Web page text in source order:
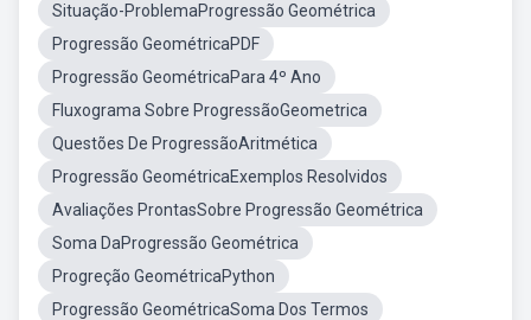
Situação-ProblemaProgressão Geométrica
Progressão GeométricaPDF
Progressão GeométricaPara 4º Ano
Fluxograma Sobre ProgressãoGeometrica
Questões De ProgressãoAritmética
Progressão GeométricaExemplos Resolvidos
Avaliações ProntasSobre Progressão Geométrica
Soma DaProgressão Geométrica
Progreção GeométricaPython
Progressão GeométricaSoma Dos Termos